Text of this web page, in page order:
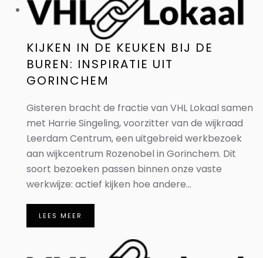
KIJKEN IN DE KEUKEN BIJ DE
BUREN: INSPIRATIE UIT
GORINCHEM
Gisteren bracht de fractie van VHL Lokaal samen
met Harrie Singeling, voorzitter van de wijkraad
Leerdam Centrum, een uitgebreid werkbezoek
aan wijkcentrum Rozenobel in Gorinchem. Dit
soort bezoeken passen binnen onze vaste
werkwijze: actief kijken hoe andere...
LEES MEER